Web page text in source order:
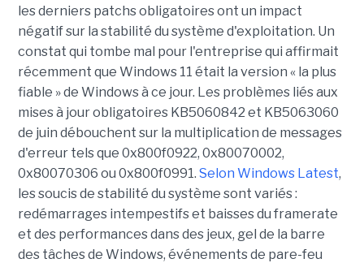
les derniers patchs obligatoires ont un impact
négatif sur la stabilité du système d'exploitation. Un
constat qui tombe mal pour l'entreprise qui affirmait
récemment que Windows 11 était la version « la plus
fiable » de Windows à ce jour. Les problèmes liés aux
mises à jour obligatoires KB5060842 et KB5063060
de juin débouchent sur la multiplication de messages
d'erreur tels que 0x800f0922, 0x80070002,
0x80070306 ou 0x800f0991. Selon Windows Latest,
les soucis de stabilité du système sont variés :
redémarrages intempestifs et baisses du framerate
et des performances dans des jeux, gel de la barre
des tâches de Windows, événements de pare-feu